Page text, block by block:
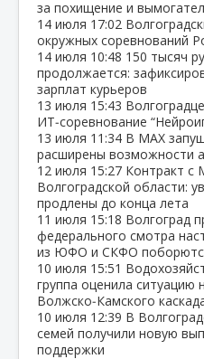
за похищение и
14 июля 17:02
окружных соревнований
14 июля 10:48 150 тысяч
продолжается:
зарплат курьеров
13 июля 15:43
ИТ‑соревнование
13 июля 11:34 В МАХ
расширены возможности
12 июля 15:27 Контракт с
Волгоградской области:
продлены до конца лета
11 июля 15:18 Волгоград
федерального смотра
из ЮФО и СКФО
10 июля 15:51
группа оценила ситуацию
Волжско‑Камского
10 июля 12:39 В
семей получили новую
поддержки